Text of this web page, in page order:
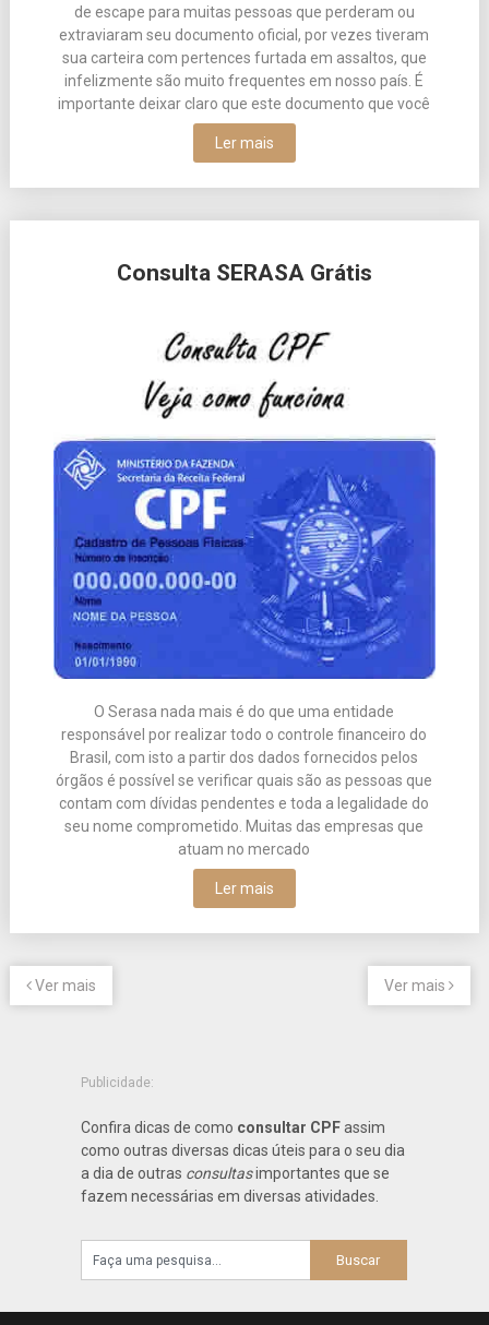
de escape para muitas pessoas que perderam ou
extraviaram seu documento oficial, por vezes tiveram
sua carteira com pertences furtada em assaltos, que
infelizmente são muito frequentes em nosso país. É
importante deixar claro que este documento que você
Ler mais
Consulta SERASA Grátis
O Serasa nada mais é do que uma entidade
responsável por realizar todo o controle financeiro do
Brasil, com isto a partir dos dados fornecidos pelos
órgãos é possível se verificar quais são as pessoas que
contam com dívidas pendentes e toda a legalidade do
seu nome comprometido. Muitas das empresas que
atuam no mercado
Ler mais
Ver mais Ver mais
Publicidade:
Confira dicas de como consultar CPFassim
como outras diversas dicas úteis para o seu dia
a dia de outras consultasimportantes que se
fazem necessárias em diversas atividades.